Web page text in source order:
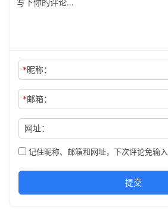
*昵称：
*邮箱：
网址：
记住昵称、邮箱和网址，下次评论免输入
提交